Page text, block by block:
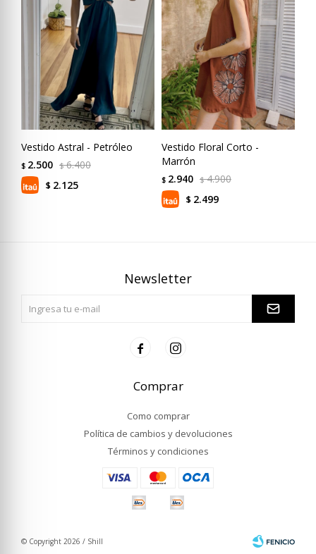
Vestido Astral - Petróleo
$ 2.500 $ 6.400
$ 2.125
Vestido Floral Corto -
Marrón
$ 2.940 $ 4.900
$ 2.499
Comprar
Como comprar
Política de cambios y devoluciones
Términos y condiciones
Newsletter
 
© Copyright 2026 / Shill